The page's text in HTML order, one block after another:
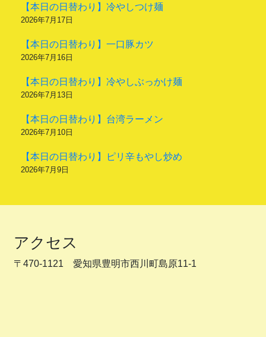
【本日の日替わり】冷やしつけ麺
2026年7月17日
【本日の日替わり】一口豚カツ
2026年7月16日
【本日の日替わり】冷やしぶっかけ麺
2026年7月13日
【本日の日替わり】台湾ラーメン
2026年7月10日
【本日の日替わり】ピリ辛もやし炒め
2026年7月9日
アクセス
〒470-1121 愛知県豊明市西川町島原11-1